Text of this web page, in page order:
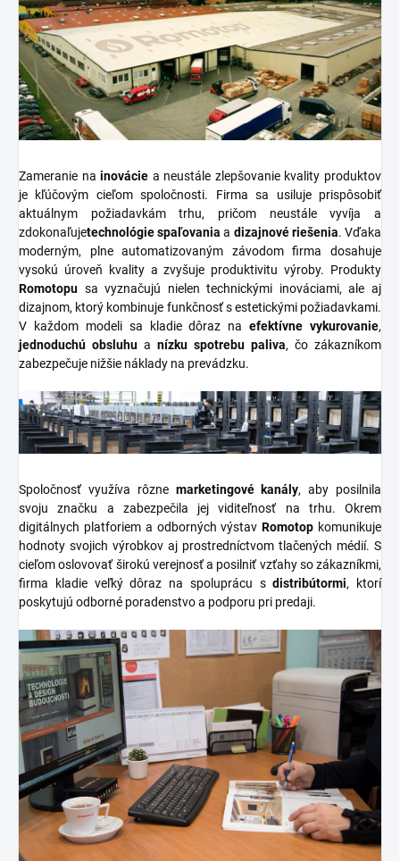
Zameranie nainovácie a neustále zlepšovanie kvality produktov
je kľúčovým cieľom spoločnosti. Firma sa usiluje prispôsobiť
aktuálnym požiadavkám trhu, pričom neustále vyvíja a
zdokonaľujetechnológie spaľovania a dizajnové riešenia. Vďaka
moderným, plne automatizovaným závodom firma dosahuje
vysokú úroveň kvality a zvyšuje produktivitu výroby. Produkty
Romotopu sa vyznačujú nielen technickými inováciami, ale aj
dizajnom, ktorý kombinuje funkčnosť s estetickými požiadavkami.
V každom modeli sa kladie dôraz naefektívne vykurovanie,
jednoduchú obsluhu a nízku spotrebu paliva, čo zákazníkom
zabezpečuje nižšie náklady na prevádzku.
Spoločnosť využíva rôzne marketingové kanály, aby posilnila
svoju značku a zabezpečila jej viditeľnosť na trhu. Okrem
digitálnych platforiem a odborných výstavRomotop komunikuje
hodnoty svojich výrobkov aj prostredníctvom tlačených médií. S
cieľom oslovovať širokú verejnosť a posilniť vzťahy so zákazníkmi,
firma kladie veľký dôraz na spoluprácu sdistribútormi, ktorí
poskytujú odborné poradenstvo a podporu pri predaji.